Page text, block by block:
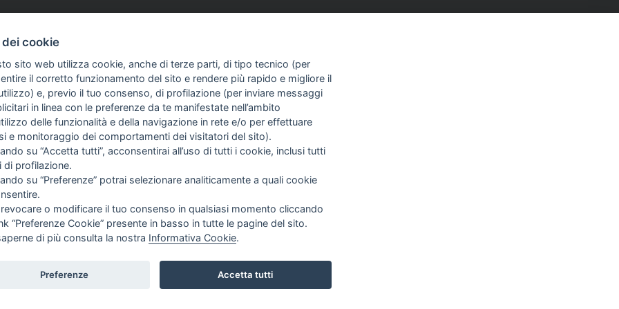
SULL'AZIENDA
SIAMO
GUIDA AGLI ACQUISTI
PROCEDURA DI ACQUISTO
DIRITTO DI RECESSO
GESTIONE RESI
dei cookie
sito web utilizza cookie, anche di terze parti, di tipo tecnico (per
il corretto funzionamento del sito e rendere più rapido e migliore il
e, previo il tuo consenso, di profilazione (per inviare messaggi
in linea con le preferenze da te manifestate nell’ambito
delle funzionalità e della navigazione in rete e/o per effettuare
e monitoraggio dei comportamenti dei visitatori del sito).
su “Accetta tutti”, acconsentirai all’uso di tutti i cookie, inclusi tutti
di profilazione.
su “Preferenze” potrai selezionare analiticamente a quali cookie
revocare o modificare il tuo consenso in qualsiasi momento cliccando
“Preferenze Cookie” presente in basso in tutte le pagine del sito.
di più consulta la nostra Informativa Cookie.
Preferenze Accetta tutti